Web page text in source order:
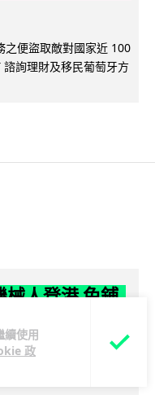
續使用
政
之便盜取敵對國家近 100
詢理財及移民葡萄牙方
人登港 免鋪
」
械人會自己行過嚟幫你
移動充電機